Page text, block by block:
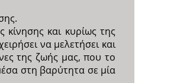
και κυρίως της
να μελετήσει και
της ζωής μας, που το
στη βαρύτητα σε μία